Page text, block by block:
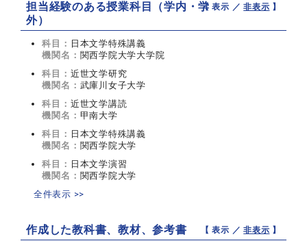
担当経験のある授業科目（学内・学
外）
【 表示 ／非表示 】
科目： 日本文学特殊講義
機関名： 関西学院大学大学院
科目： 近世文学研究
機関名： 武庫川女子大学
科目： 近世文学講読
機関名： 甲南大学
科目： 日本文学特殊講義
機関名： 関西学院大学
科目： 日本文学演習
機関名： 関西学院大学
全件表示 >>
作成した教科書、教材、参考書 【 表示 ／非表示 】